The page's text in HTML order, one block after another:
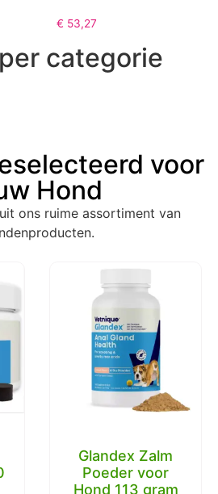
€ 53,27
categorie
voor
Hond
ons ruime assortiment van
Glandex Zalm
Poeder voor
Hond 113 gram